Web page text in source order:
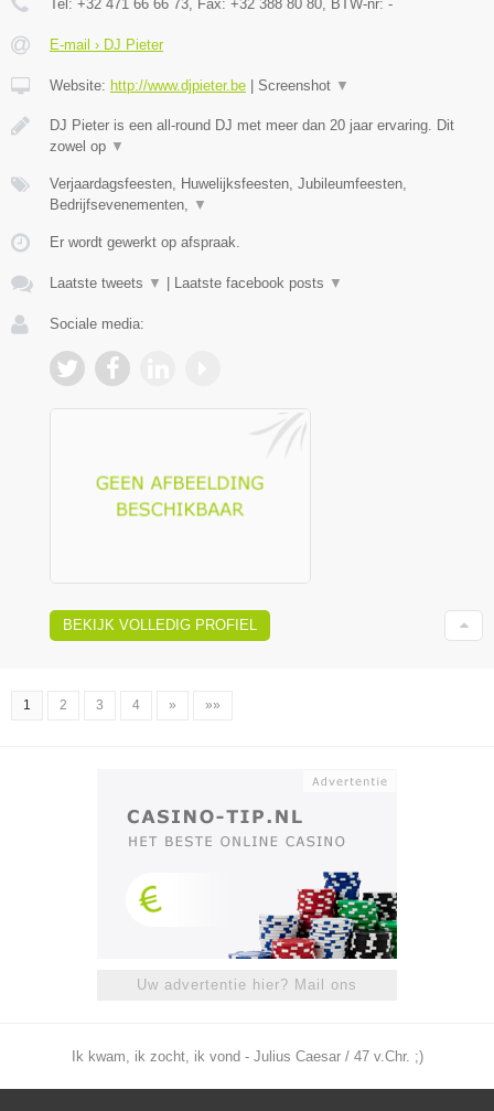
Tel: +32 471 66 66 73 , Fax: +32 388 80 80 , BTW-nr: -
E-mail › DJ Pieter
Website: http://www.djpieter.be Screenshot ▼
DJ Pieter is een all-round DJ met meer dan 20 jaar ervaring. Dit
zowel op ▼
Verjaardagsfeesten, Huwelijksfeesten, Jubileumfeesten,
Bedrijfsevenementen,
▼
Er wordt gewerkt op afspraak.
Laatste tweets ▼ Laatste facebook posts ▼
Sociale media:
BEKIJK VOLLEDIG PROFIEL
1 2 3 4 » »»
Uw advertentie hier? Mail ons
Ik kwam, ik zocht, ik vond - Julius Caesar / 47 v.Chr. ;)